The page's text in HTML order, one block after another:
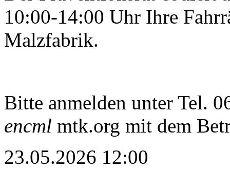
10:00-14:00 Uhr Ihre
Malzfabrik.
Bitte anmelden unter Tel.
encml mtk.org mit dem
23.05.2026 12:00